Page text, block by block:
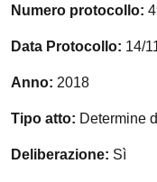
Numero protocollo:
Data Protocollo: 14/
Anno: 2018
Tipo atto: Determine
Deliberazione: Sì